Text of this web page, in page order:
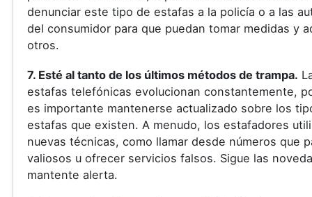
denunciar este tipo de estafas a la policía o a las
del consumidor para que puedan tomar medidas y
otros.
7. Esté al tanto de los últimos métodos de trampa.
estafas telefónicas evolucionan constantemente,
es importante mantenerse actualizado sobre los
estafas que existen. A menudo, los estafadores
nuevas técnicas, como llamar desde números que
valiosos u ofrecer servicios falsos. Sigue las
mantente alerta.